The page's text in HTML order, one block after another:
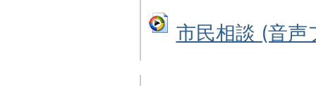
市民相談 (音声